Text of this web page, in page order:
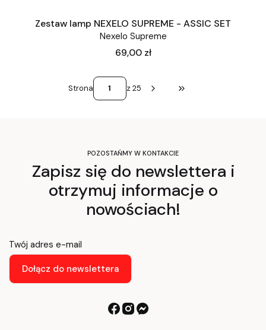
Zestaw lamp NEXELO SUPREME - ASSIC SET
Nexelo Supreme
Cena
69,00 zł
Strona z 25 Przejdź do ostatniej
POZOSTAŃMY W KONTAKCIE
Zapisz się do newslettera i
otrzymuj informacje o
nowościach!
Twój adres e-mail
Dołącz do newslettera